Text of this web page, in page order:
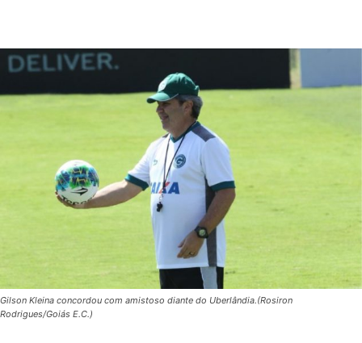
Gilson Kleina concordou com amistoso diante do Uberlândia.(Rosiron
Rodrigues/Goiás E.C.)